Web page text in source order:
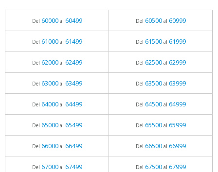
Del 60000al 60499 Del 60500al 60999
Del 61000al 61499 Del 61500al 61999
Del 62000al 62499 Del 62500al 62999
Del 63000al 63499 Del 63500al 63999
Del 64000al 64499 Del 64500al 64999
Del 65000al 65499 Del 65500al 65999
Del 66000al 66499 Del 66500al 66999
Del 67000al 67499 Del 67500al 67999